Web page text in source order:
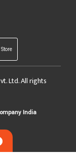
Ltd. All rights
India